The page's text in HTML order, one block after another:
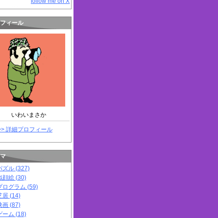
ィール
いわいまさか
詳細プロフィール
ズル (327)
顔絵 (30)
ログラム (59)
居 (14)
画 (87)
ーム (18)